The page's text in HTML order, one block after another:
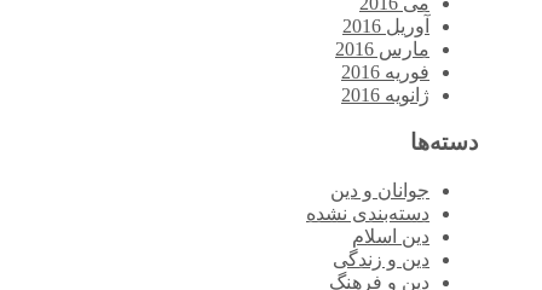
آوریل 2016
مارس 2016
فوریه 2016
ژانویه 2016
دسته‌ها
جوانان و دین
دسته‌بندی نشده
دین اسلام
دین و زندگی
دین و فرهنگ